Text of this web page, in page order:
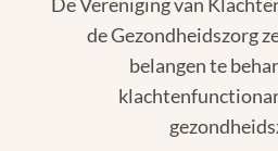
de Gezondheidszorg
belangen te